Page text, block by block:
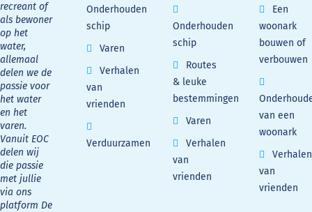
recreant of
als bewoner
op het
water,
allemaal
delen we de
passie voor
het water
en het
varen.
Vanuit EOC
delen wij
die passie
met jullie
via ons
platform De
Onderhouden
schip
Varen
Verhalen
van
vrienden
Verduurzamen
Onderhouden
schip
Routes
& leuke
bestemmingen
Varen
Verhalen
van
vrienden
Een
woonark
bouwen of
verbouwen
van een
woonark
Verhalen
van
vrienden